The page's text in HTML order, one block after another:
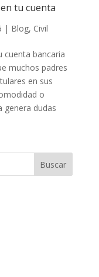
tu cuenta
| Blog, Civil
cuenta bancaria
muchos padres
en sus
o
genera dudas